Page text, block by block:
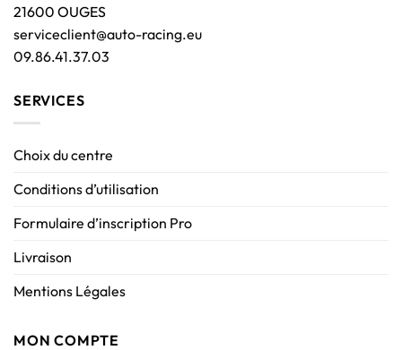
21600 OUGES
serviceclient@auto-racing.eu
09.86.41.37.03
SERVICES
Choix du centre
Conditions d’utilisation
Formulaire d’inscription Pro
Livraison
Mentions Légales
MON COMPTE